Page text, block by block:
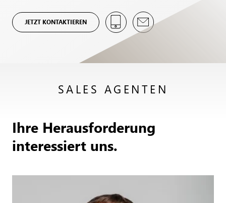
JETZT KONTAKTIEREN
SALES AGENTEN
Ihre Herausforderung
interessiert uns.